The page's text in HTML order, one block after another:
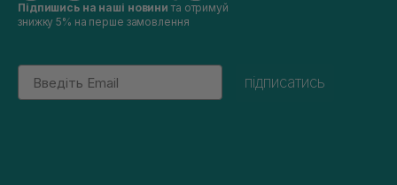
Підпишись на наші новини та отримуй
знижку 5% на перше замовлення
Email
підписатись